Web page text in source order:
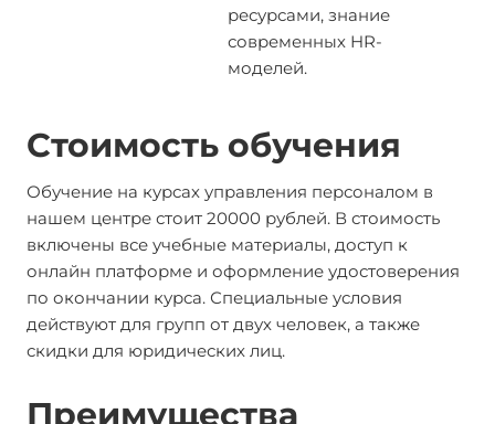
ресурсами, знание
современных HR-
моделей.
Стоимость обучения
Обучение на курсах управления персоналом в
нашем центре стоит 20000 рублей. В стоимость
включены все учебные материалы, доступ к
онлайн платформе и оформление удостоверения
по окончании курса. Специальные условия
действуют для групп от двух человек, а также
скидки для юридических лиц.
Преимущества